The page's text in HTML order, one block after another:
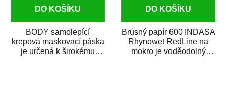
DO KOŠÍKU
BODY samolepící
krepová maskovací páska
je určená k širokému
DO KOŠÍKU
Brusný papír 600 INDASA
Rhynowet RedLine na
mokro je voděodolný